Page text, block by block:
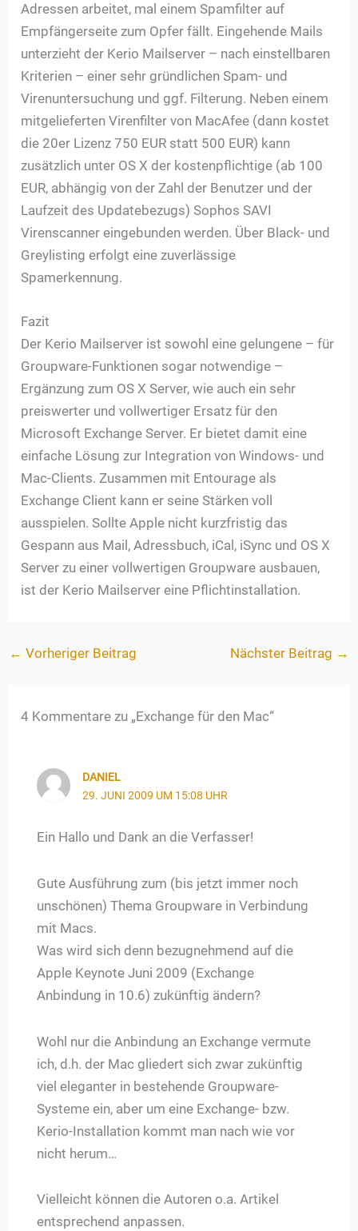
Adressen arbeitet, mal einem Spamfilter auf
Empfängerseite zum Opfer fällt. Eingehende Mails
unterzieht der Kerio Mailserver – nach einstellbaren
Kriterien – einer sehr gründlichen Spam- und
Virenuntersuchung und ggf. Filterung. Neben einem
mitgelieferten Virenfilter von MacAfee (dann kostet
die 20er Lizenz 750 EUR statt 500 EUR) kann
zusätzlich unter OS X der kostenpflichtige (ab 100
EUR, abhängig von der Zahl der Benutzer und der
Laufzeit des Updatebezugs) Sophos SAVI
Virenscanner eingebunden werden. Über Black- und
Greylisting erfolgt eine zuverlässige
Spamerkennung.
Fazit
Der Kerio Mailserver ist sowohl eine gelungene – für
Groupware-Funktionen sogar notwendige –
Ergänzung zum OS X Server, wie auch ein sehr
preiswerter und vollwertiger Ersatz für den
Microsoft Exchange Server. Er bietet damit eine
einfache Lösung zur Integration von Windows- und
Mac-Clients. Zusammen mit Entourage als
Exchange Client kann er seine Stärken voll
ausspielen. Sollte Apple nicht kurzfristig das
Gespann aus Mail, Adressbuch, iCal, iSync und OS X
Server zu einer vollwertigen Groupware ausbauen,
ist der Kerio Mailserver eine Pflichtinstallation.
← Vorheriger Beitrag Nächster Beitrag →
4 Kommentare zu „Exchange für den Mac“
DANIEL
29. JUNI 2009 UM 15:08 UHR
Ein Hallo und Dank an die Verfasser!
Gute Ausführung zum (bis jetzt immer noch
unschönen) Thema Groupware in Verbindung
mit Macs.
Was wird sich denn bezugnehmend auf die
Apple Keynote Juni 2009 (Exchange
Anbindung in 10.6) zukünftig ändern?
Wohl nur die Anbindung an Exchange vermute
ich, d.h. der Mac gliedert sich zwar zukünftig
viel eleganter in bestehende Groupware-
Systeme ein, aber um eine Exchange- bzw.
Kerio-Installation kommt man nach wie vor
nicht herum…
Vielleicht können die Autoren o.a. Artikel
entsprechend anpassen.